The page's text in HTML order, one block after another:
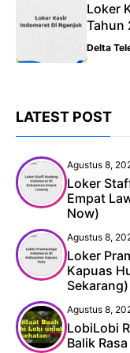
Loker
Tahun
Delta
LATEST POST
Agustus 8,
Loker
Empat
Now)
Agustus 8,
Loker
Kapuas
Sekarang)
Agustus 8,
LobiLobi
Balik